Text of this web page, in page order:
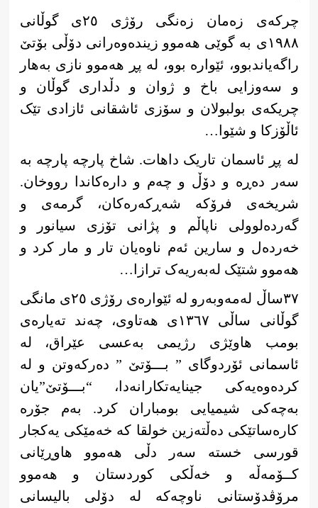
چرکەی زەمان زەنگی رۆژی ٢٥ی گوڵانی
١٩٨٨ی بە گوێی هەموو زیندەوەرانی دۆڵی بۆتێ
راگەیاندبوو، ئێوارە بوو، لە پڕ هەموو نازی بەهار
و سەوزایی باخ و ژوان و دڵداری گوڵان و
چریکەی بولبولان و سۆزی ئاشقانی ئازادی تێک
ئاڵۆزکا و شێوا…
لە پڕ ئاسمان تاریک داهات. شاخ پارچە پارچە بە
سەر دەڕە و دۆڵ و چەم و دارەکاندا رووخان.
شریخەی فرۆکە شەڕکەرەکان، گرمەی و
گەردەلوولی ناپاڵم و پژانی تۆزی سیانور و
خەردەل و سارین ئەم ناوەیان تار و مار کرد و
هەموو شتێک لەبەریەک ترازا…
٣٧ساڵ له‌مه‌وبه‌رو له‌ ئێواره‌ی رۆژی ٢٥ی مانگی
گوڵانی ساڵی ١٣٦٧ی هه‌تاوی، چه‌ند ته‌یاره‌ی
بومب هاوێژی رژیمی به‌عسی عێراق، له‌
ئاسمانی ئۆردوگای ” بـــۆتێ ” ده‌ركه‌وتن و له‌
كرده‌وه‌یه‌كی جینایه‌تكارانه‌دا، “بـــۆتێ”یان
بەچه‌كی شیمیایی بومباران كرد. به‌م جۆره‌
كاره‌ساتێكی ده‌ڵته‌زین خولقا كه‌ خه‌مێكی یەکجار
قورسی خسته‌ سه‌ر دڵی هەموو هاوڕێانی
کــۆمەڵە و خه‌ڵكی كوردستان و هه‌موو
مرۆڤدۆستانی ناوچەکە لە دۆلی بالیسانی